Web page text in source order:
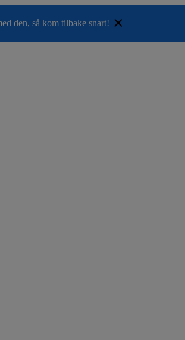
den, så kom tilbake snart! ×